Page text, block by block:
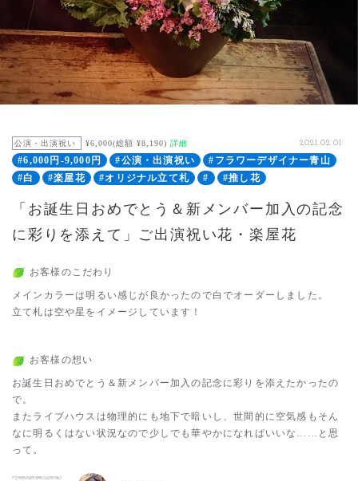
公演・出演祝い ¥6,000(総額 ¥8,190) 詳細 2021.02.01
#6,000円-9,000円 #公演・出演祝い
#フラワーデザイナー青山
#白
#楽屋花 #オリジナル立て札 # #推し花
「お誕生日おめでとう＆新メンバー加入の記念
に彩りを添えて」ご出演祝い花・楽屋花
お客様のこだわり
メインカラーは明るい感じが良かったので白でオーダーしました。
立て札は空や星をイメージしています！
お客様の想い
お誕生日おめでとう＆新メンバー加入の記念に彩りを添えたかったの
で。
またライブハウスは物理的にも地下で暗いし、世間的に空気感もそん
なに明るくはない状況なので少しでも華やかになればいいな……と思
って。